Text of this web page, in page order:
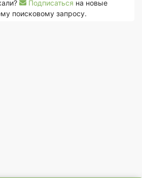
Подписаться на новые
поисковому запросу.